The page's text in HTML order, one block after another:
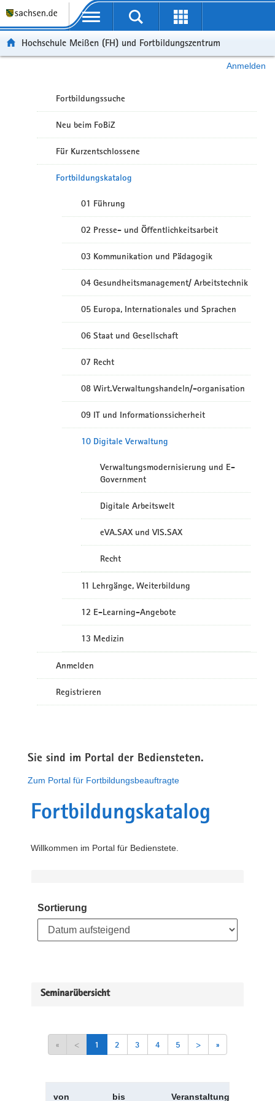
Portalübergreifende Navigation
Hochschule Meißen (FH) und Fortbildungszentrum
Anmelden
Fortbildungssuche
Neu beim FoBiZ
Für Kurzentschlossene
Fortbildungskatalog
01 Führung
02 Presse- und Öffentlichkeitsarbeit
03 Kommunikation und Pädagogik
04 Gesundheitsmanagement/ Arbeitstechnik
05 Europa, Internationales und Sprachen
06 Staat und Gesellschaft
07 Recht
08 Wirt.Verwaltungshandeln/-organisation
09 IT und Informationssicherheit
10 Digitale Verwaltung
Verwaltungsmodernisierung und E-
Government
Digitale Arbeitswelt
eVA.SAX und VIS.SAX
Recht
11 Lehrgänge, Weiterbildung
12 E-Learning-Angebote
13 Medizin
Anmelden
Registrieren
Sie sind im Portal der Bediensteten.
Zum Portal für Fortbildungsbeauftragte
Fortbildungskatalog
Willkommen im Portal für Bedienstete.
Sortierung
Seminarübersicht
« < 1 2 3 4 5 > »
von bis Veranstaltungskürzel